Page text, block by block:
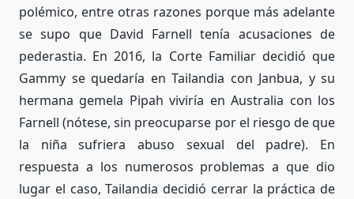
polémico, entre otras razones porque más adelante
se supo que David Farnell tenía acusaciones de
pederastia. En 2016, la Corte Familiar decidió que
Gammy se quedaría en Tailandia con Janbua, y su
hermana gemela Pipah viviría en Australia con los
Farnell (nótese, sin preocuparse por el riesgo de que
la niña sufriera abuso sexual del padre). En
respuesta a los numerosos problemas a que dio
lugar el caso, Tailandia decidió cerrar la práctica de